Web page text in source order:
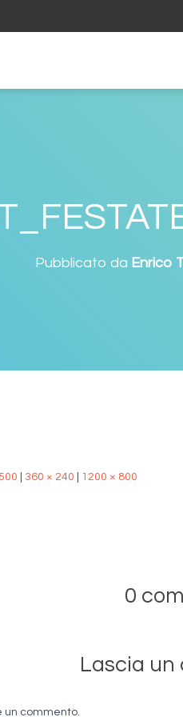
Pubblicato da Enrico
360 × 240 1200 × 800
0
Lascia
un commento.